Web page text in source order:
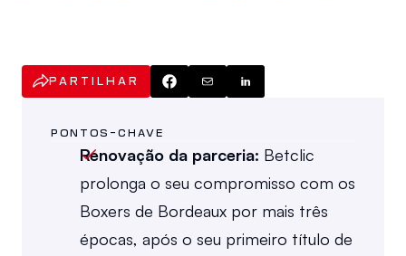
PARTILHAR
PONTOS-CHAVE
Renovação da parceria: Betclic
prolonga o seu compromisso com os
Boxers de Bordeaux por mais três
épocas, após o seu primeiro título de